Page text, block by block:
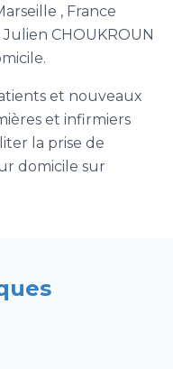
, France
CHOUKROUN
et nouveaux
et infirmiers
la prise de
domicile sur